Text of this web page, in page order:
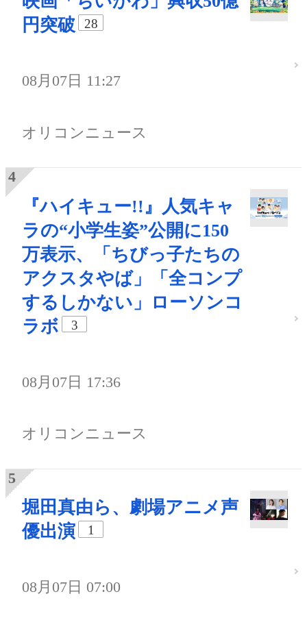
円突破
28
08月07日 11:27
オリコンニュース
『ハイキュー!!』人気キャ
ラの“小学生姿”公開に150
万表示、「ちびっ子たちの
アクスタやば」「全コンプ
するしかない」ローソンコ
ラボ
3
08月07日 17:36
オリコンニュース
堀田真由ら、劇場アニメ声
優出演
1
08月07日 07:00